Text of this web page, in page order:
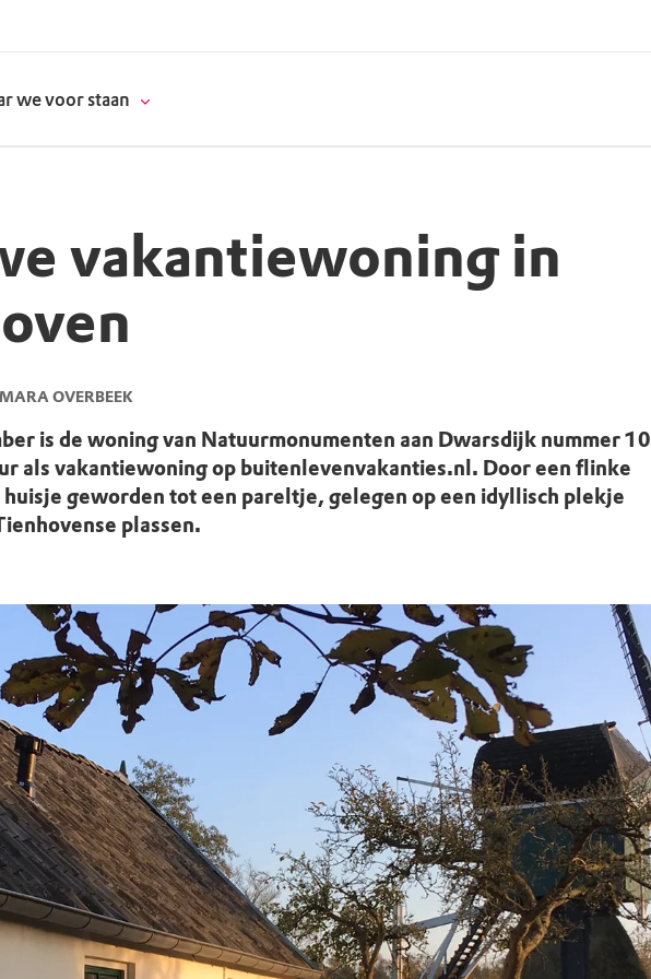
we voor staan
vakantiewoning in
OVERBEEK
is de woning van Natuurmonumenten aan Dwarsdijk nummer 10
als vakantiewoning op buitenlevenvakanties.nl. Door een flinke
geworden tot een pareltje, gelegen op een idyllisch plekje
plassen.